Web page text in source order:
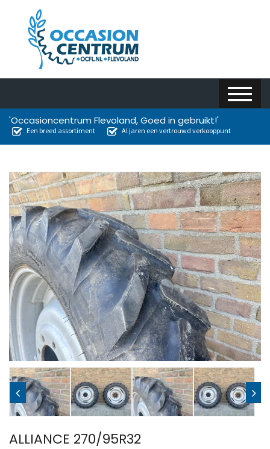
'Occasioncentrum Flevoland, Goed in gebruikt!'
Een breed assortiment Al jaren een vertrouwd verkooppunt
ALLIANCE 270/95R32